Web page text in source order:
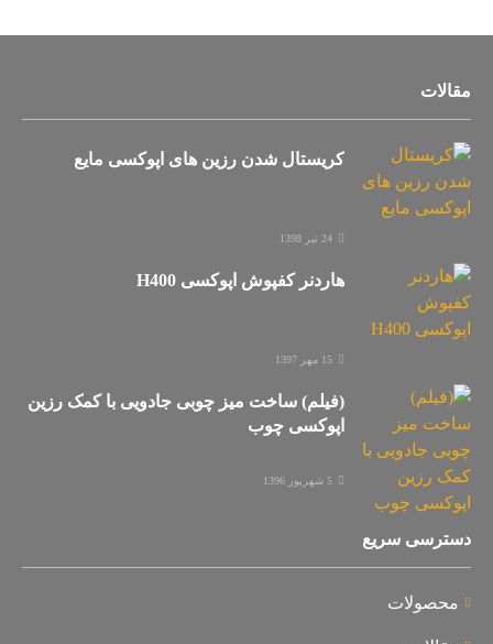
مقالات
کریستال شدن رزین های اپوکسی مایع
24 تیر 1398
هاردنر کفپوش اپوکسی H400
15 مهر 1397
(فیلم) ساخت میز چوبی جادویی با کمک رزین
اپوکسی چوب
5 شهریور 1396
دسترسی سریع
محصولات